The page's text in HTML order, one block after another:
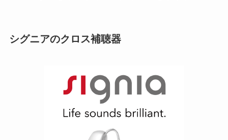
シグニアのクロス補聴器